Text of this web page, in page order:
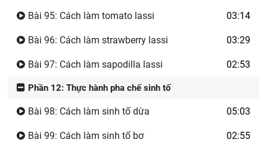
Bài 95: Cách làm tomato lassi 03:14
Bài 96: Cách làm strawberry lassi 03:29
Bài 97: Cách làm sapodilla lassi 02:53
Phần 12: Thực hành pha chế sinh tố
Bài 98: Cách làm sinh tố dừa 05:03
Bài 99: Cách làm sinh tố bơ 02:55